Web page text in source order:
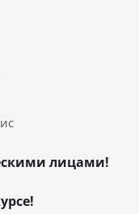
лицами!